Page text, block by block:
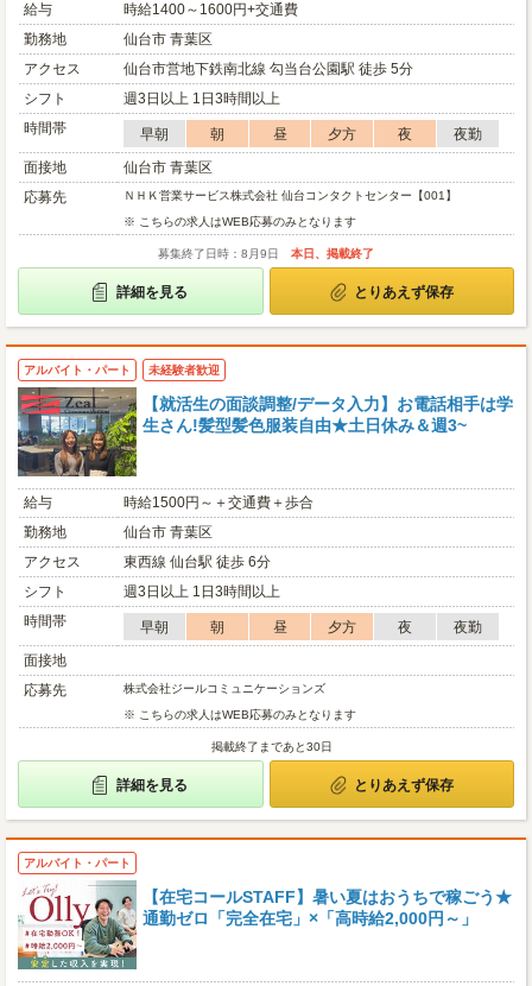
給与
時給1400～1600円+交通費
勤務地
仙台市 青葉区
アクセス
仙台市営地下鉄南北線 勾当台公園駅 徒歩 5分
シフト
週3日以上 1日3時間以上
時間帯
早朝 朝 昼 夕方 夜
夜勤
面接地
仙台市 青葉区
応募先
ＮＨＫ営業サービス株式会社 仙台コンタクトセンター【001】
※ こちらの求人はWEB応募のみとなります
募集終了日時：8月9日 本日、掲載終了
詳細を見る とりあえず保存
アルバイト・パート 未経験者歓迎
【就活生の面談調整/データ入力】お電話相手は学
生さん!髪型髪色服装自由★土日休み＆週3~
給与
時給1500円～＋交通費＋歩合
勤務地
仙台市 青葉区
アクセス
東西線 仙台駅 徒歩 6分
シフト
週3日以上 1日3時間以上
時間帯
早朝 朝 昼 夕方 夜
夜勤
面接地
応募先
株式会社ジールコミュニケーションズ
※ こちらの求人はWEB応募のみとなります
掲載終了まであと30日
詳細を見る とりあえず保存
アルバイト・パート
【在宅コールSTAFF】暑い夏はおうちで稼ごう★
通勤ゼロ「完全在宅」×「高時給2,000円～」